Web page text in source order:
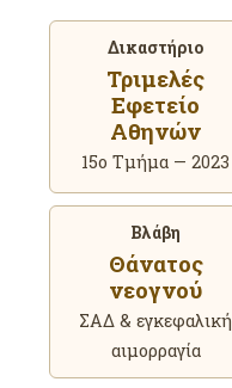
Δικαστήριο
Τριμελές
Εφετείο
Αθηνών
15ο Τμήμα — 2023
Βλάβη
Θάνατος
νεογνού
ΣΑΔ & εγκεφαλική
αιμορραγία